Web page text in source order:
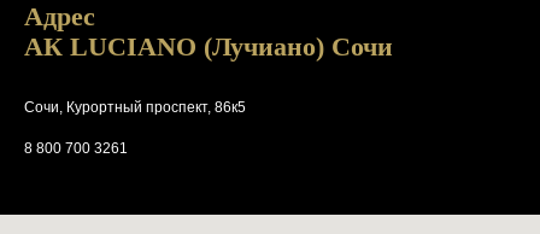
Адрес
АК LUCIANO (Лучиано) Сочи
Сочи, Курортный проспект, 86к5
8 800 700 3261